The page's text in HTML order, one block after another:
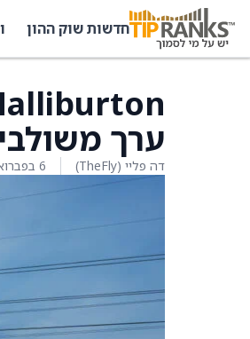
חדשות שוק ההון
ערך
דה פליי (TheFly) 6 בפברואר 2026